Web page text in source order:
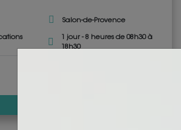
Salon-de-Provence
1 jour - 8 heures de 08h30 à
18h30